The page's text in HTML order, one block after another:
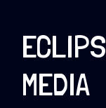
MEDIA